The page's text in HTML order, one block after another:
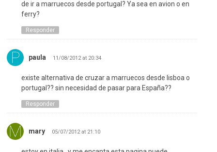
de ir a marruecos desde portugal? Ya sea en avion o en
ferry?
Responder
paula 11/08/2012 at 20:34
existe alternativa de cruzar a marruecos desde lisboa o
portugal?? sin necesidad de pasar para España??
Responder
mary 05/07/2012 at 21:10